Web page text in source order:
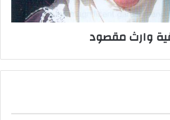
وارث مقصود